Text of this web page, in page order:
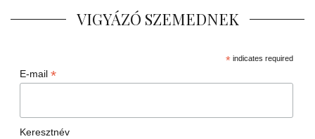
VIGYÁZÓ SZEMEDNEK
*indicates required
E-mail *
Keresztnév